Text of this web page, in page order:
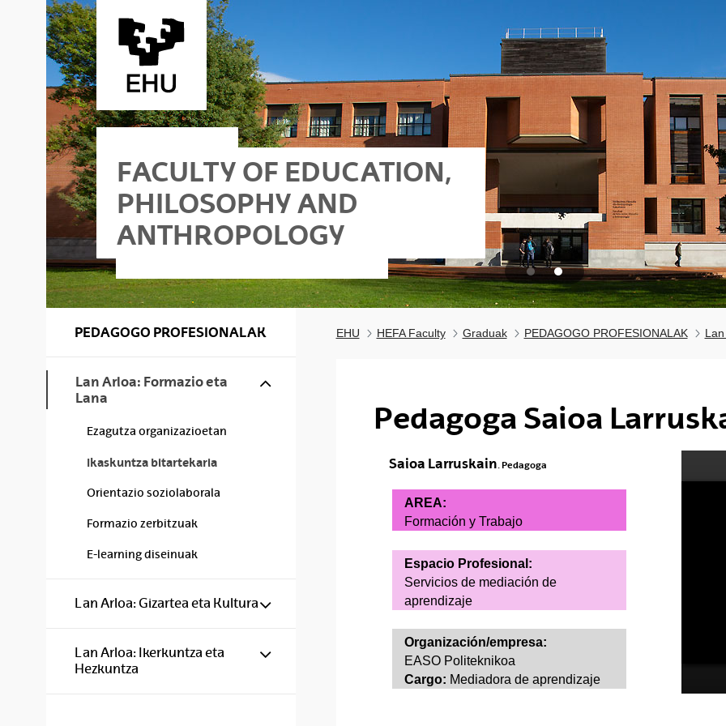
Skip to Main Content
- Building I
and Anthropology - Building II
FACULTY OF EDUCATION,
PHILOSOPHY AND
ANTHROPOLOGY
PEDAGOGO PROFESIONALAK
Lan Arloa: Formazio eta
Lana
Show/hide subpages
Ezagutza organizazioetan
Ikaskuntza bitartekaria
Orientazio soziolaborala
Formazio zerbitzuak
E-learning diseinuak
Lan Arloa: Gizartea eta KulturaShow/hide subpages
Lan Arloa: Ikerkuntza eta
Hezkuntza
Show/hide subpages
EHU HEFA Faculty Graduak PEDAGOGO PROFESIONALAK
Pedagoga Saioa
Saioa Larruskain. Pedagoga
AREA:
Formación y Trabajo
Espacio Profesional:
Servicios de mediación de
aprendizaje
Organización/empresa:
EASO Politeknikoa
Cargo: Mediadora de aprendizaje